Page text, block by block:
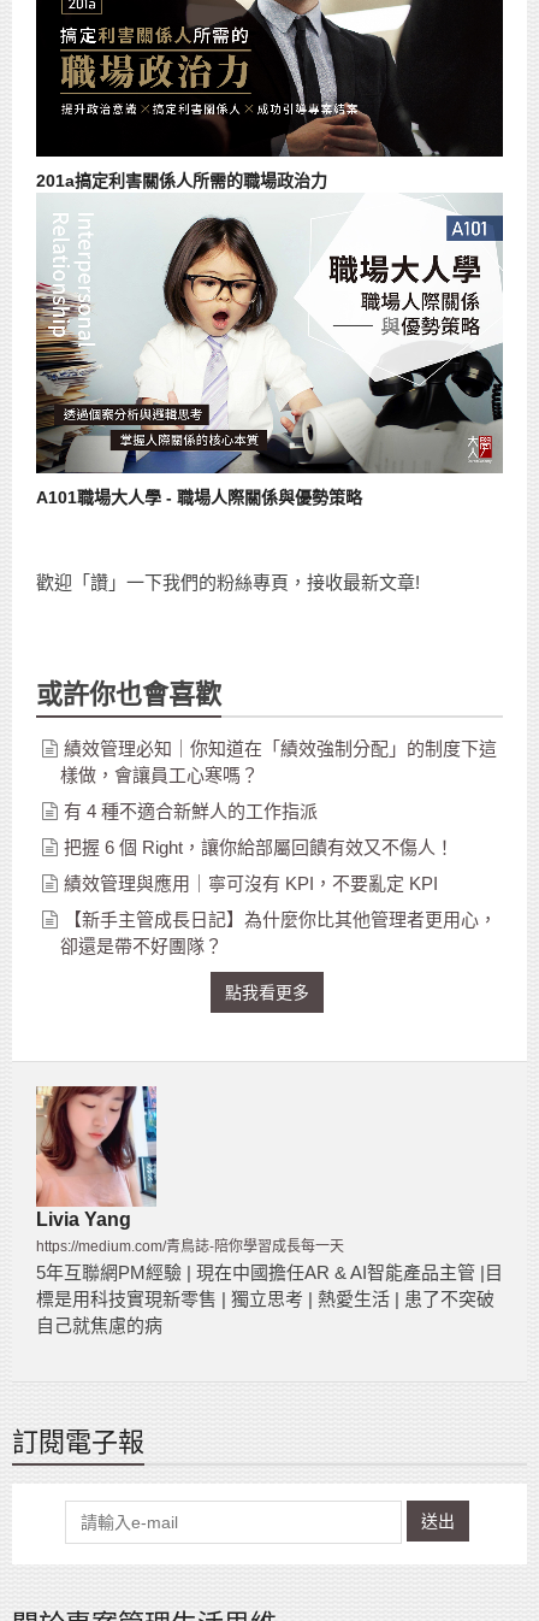
201a搞定利害關係人所需的職場政治力
A101職場大人學 - 職場人際關係與優勢策略
歡迎「讚」一下我們的粉絲專頁，接收最新文章!
或許你也會喜歡
績效管理必知｜你知道在「績效強制分配」的制度下這
樣做，會讓員工心寒嗎？
有 4 種不適合新鮮人的工作指派
把握 6 個 Right，讓你給部屬回饋有效又不傷人！
績效管理與應用｜寧可沒有 KPI，不要亂定 KPI
【新手主管成長日記】為什麼你比其他管理者更用心，
卻還是帶不好團隊？
點我看更多
Livia Yang
https://medium.com/青鳥誌-陪你學習成長每一天
5年互聯網PM經驗 | 現在中國擔任AR & AI智能產品主管 |目
標是用科技實現新零售 | 獨立思考 | 熱愛生活 | 患了不突破
自己就焦慮的病
訂閱電子報
送出